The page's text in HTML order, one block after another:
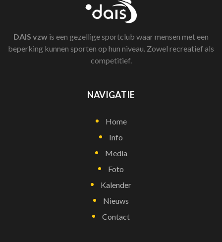
DAIS vzw is een gezellige sportclub waar mensen met een
beperking kunnen sporten op hun niveau. Zowel recreatief als
competitief.
NAVIGATIE
Home
Info
Media
Foto
Kalender
Nieuws
Contact